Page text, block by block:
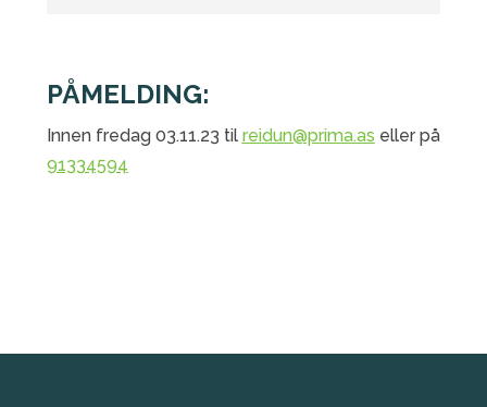
PÅMELDING:
Innen fredag 03.11.23 til reidun@prima.as eller på
91334594